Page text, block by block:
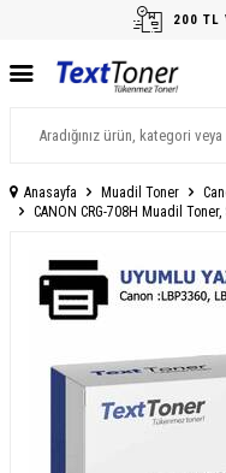
200 TL
Anasayfa Muadil Toner
CANON CRG-708H Muadil Toner,